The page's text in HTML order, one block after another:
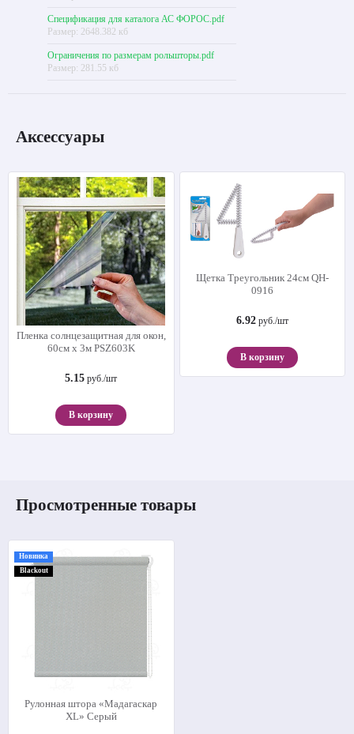
Спецификация для каталога АС ФОРОС.pdf
Размер: 2648.382 кб
Ограничения по размерам рольшторы.pdf
Размер: 281.55 кб
Аксессуары
Пленка солнцезащитная для окон,
60см х 3м PSZ603K
5.15 руб./шт
В корзину
Щетка Треугольник 24см QH-
0916
6.92руб./шт
В корзину
Просмотренные товары
Новинка
Blackout
Рулонная штора «Мадагаскар
XL» Серый